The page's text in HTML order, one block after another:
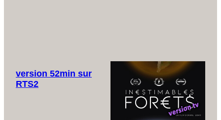
version 52min sur
RTS2